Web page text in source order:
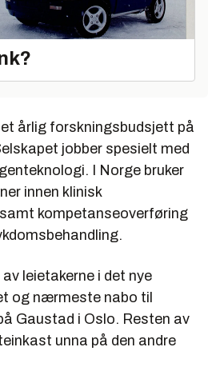
årlig forskningsbudsjett på
jobber spesielt med
I Norge bruker
innen klinisk
kompetanseoverføring
leietakerne i det nye
og nærmeste nabo til
Gaustad i Oslo. Resten av
unna på den andre